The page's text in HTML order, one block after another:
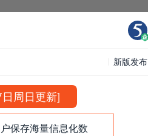
新版发布
周日更新]
保存海量信息化数